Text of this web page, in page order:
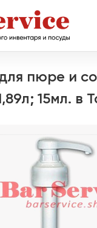
пюре и
15мл. в